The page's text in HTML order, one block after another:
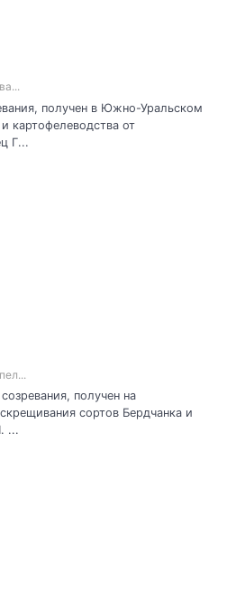
получен в Южно-Уральском
картофелеводства от
Г...
получен на
сортов Бердчанка и
...